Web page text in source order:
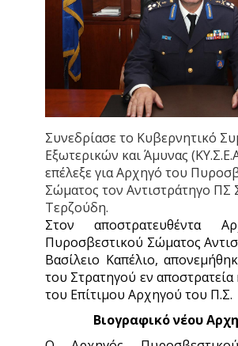
Συνεδρίασε το Κυβερνητικό
Εξωτερικών και Άμυνας
επέλεξε για Αρχηγό του
Σώματος τον Αντιστράτηγο ΠΣ
Τερζούδη.
Στον αποστρατευθέντα
Πυροσβεστικού Σώματος
Βασίλειο Καπέλιο,
του Στρατηγού εν αποστρατεία
του Επίτιμου Αρχηγού του Π.Σ.
Βιογραφικό νέου